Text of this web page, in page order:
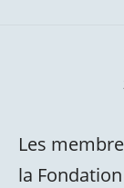
Les
la